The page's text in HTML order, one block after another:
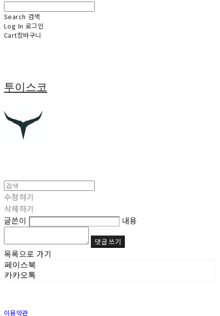
Search 검색
Log In 로그인
Cart장바구니
투이스코
수정하기
삭제하기
글쓴이
내용
댓글 쓰기
목록으로 가기
페이스북
카카오톡
이용약관